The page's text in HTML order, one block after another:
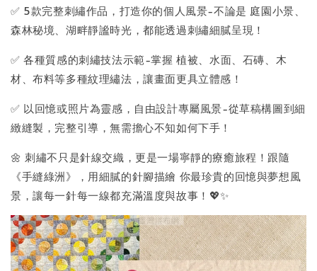
✅ 5款完整刺繡作品，打造你的個人風景-不論是 庭園小景、
森林秘境、湖畔靜謐時光，都能透過刺繡細膩呈現！
✅ 各種質感的刺繡技法示範-掌握 植被、水面、石磚、木
材、布料等多種紋理繡法，讓畫面更具立體感！
✅ 以回憶或照片為靈感，自由設計專屬風景-從草稿構圖到細
緻縫製，完整引導，無需擔心不知如何下手！
🌼 刺繡不只是針線交織，更是一場寧靜的療癒旅程！跟隨
《手縫綠洲》，用細膩的針腳描繪 你最珍貴的回憶與夢想風
景，讓每一針每一線都充滿溫度與故事！💖✨